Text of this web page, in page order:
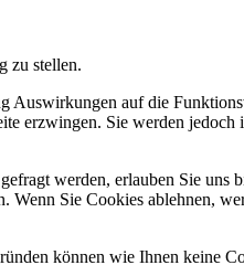
zu stellen.
auf die
erzwingen. Sie werden
werden, erlauben Sie uns
Sie Cookies ablehnen,
können wie Ihnen keine